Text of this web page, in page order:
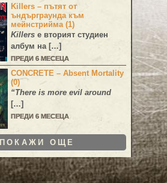
Killers – пътят от
ъндърграунда към
мейнстрийма (1)
Killers е вторият студиен
албум на […]
ПРЕДИ 6 МЕСЕЦА
CONCRETE – Absent Mortality
(0)
“There is more evil around
[…]
ПРЕДИ 6 МЕСЕЦА
ПОКАЖИ ОЩЕ